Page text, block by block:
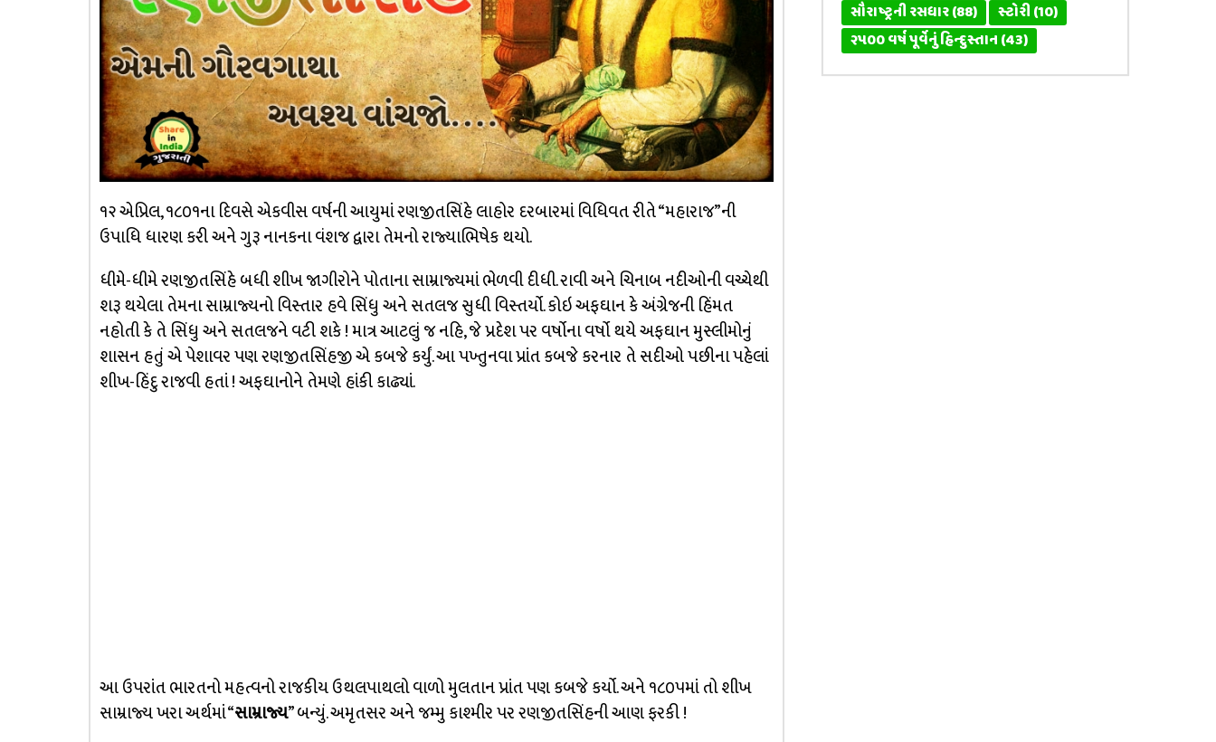
૧૨ એપ્રિલ, ૧૮૦૧ના દિવસે એકવીસ વર્ષની આયુમાં રણજીતસિંહે લાહોર દરબારમાં વિધિવત રીતે “મહારાજ”ની
ઉપાધિ ધારણ કરી અને ગુરૂ નાનકના વંશજ દ્વારા તેમનો રાજ્યાભિષેક થયો.
ધીમે-ધીમે રણજીતસિંહે બધી શીખ જાગીરોને પોતાના સામ્રાજ્યમાં ભેળવી દીધી. રાવી અને ચિનાબ નદીઓની વચ્ચેથી
શરૂ થયેલા તેમના સામ્રાજ્યનો વિસ્તાર હવે સિંધુ અને સતલજ સુધી વિસ્તર્યો. કોઇ અફઘાન કે અંગ્રેજની હિંમત
નહોતી કે તે સિંધુ અને સતલજને વટી શકે ! માત્ર આટલું જ નહિ, જે પ્રદેશ પર વર્ષોના વર્ષો થયે અફઘાન મુસ્લીમોનું
શાસન હતું એ પેશાવર પણ રણજીતસિંહજી એ કબજે કર્યું. આ પખ્તુનવા પ્રાંત કબજે કરનાર તે સદીઓ પછીના પહેલાં
શીખ-હિંદુ રાજવી હતાં ! અફઘાનોને તેમણે હાંકી કાઢ્યાં.
આ ઉપરાંત ભારતનો મહત્વનો રાજકીય ઉથલપાથલો વાળો મુલતાન પ્રાંત પણ કબજે કર્યો. અને ૧૮૦૫માં તો શીખ
સામ્રાજ્ય ખરા અર્થમાં “સામ્રાજ્ય” બન્યું. અમૃતસર અને જમ્મુ કાશ્મીર પર રણજીતસિંહની આણ ફરકી !
સૌરાષ્ટ્રની રસધાર(88) સ્ટોરી(10)
૨૫૦૦ વર્ષ પૂર્વેનું હિન્દુસ્તાન(43)